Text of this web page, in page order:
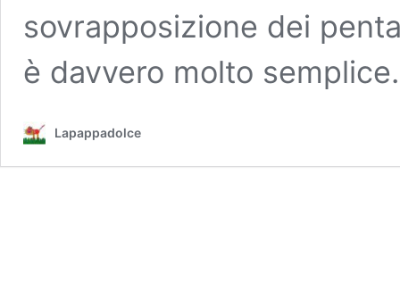
sovrapposizione dei
è davvero molto
Lapappadolce